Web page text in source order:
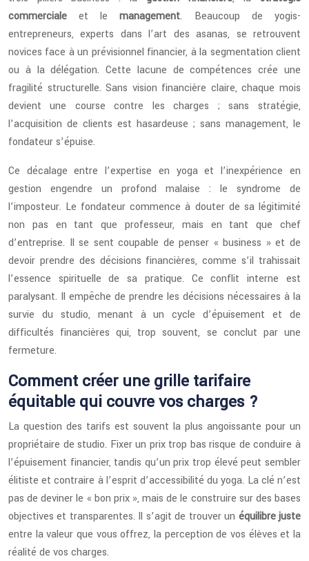
commerciale et lemanagement. Beaucoup de yogis-
entrepreneurs, experts dans l’art des asanas, se retrouvent
novices face à un prévisionnel financier, à la segmentation client
ou à la délégation. Cette lacune de compétences crée une
fragilité structurelle. Sans vision financière claire, chaque mois
devient une course contre les charges ; sans stratégie,
l’acquisition de clients est hasardeuse ; sans management, le
fondateur s’épuise.
Ce décalage entre l’expertise en yoga et l’inexpérience en
gestion engendre un profond malaise : le syndrome de
l’imposteur. Le fondateur commence à douter de sa légitimité
non pas en tant que professeur, mais en tant que chef
d’entreprise. Il se sent coupable de penser « business » et de
devoir prendre des décisions financières, comme s’il trahissait
l’essence spirituelle de sa pratique. Ce conflit interne est
paralysant. Il empêche de prendre les décisions nécessaires à la
survie du studio, menant à un cycle d’épuisement et de
difficultés financières qui, trop souvent, se conclut par une
fermeture.
Comment créer une grille tarifaire
équitable qui couvre vos charges ?
La question des tarifs est souvent la plus angoissante pour un
propriétaire de studio. Fixer un prix trop bas risque de conduire à
l’épuisement financier, tandis qu’un prix trop élevé peut sembler
élitiste et contraire à l’esprit d’accessibilité du yoga. La clé n’est
pas de deviner le « bon prix », mais de le construire sur des bases
objectives et transparentes. Il s’agit de trouver un équilibre juste
entre la valeur que vous offrez, la perception de vos élèves et la
réalité de vos charges.